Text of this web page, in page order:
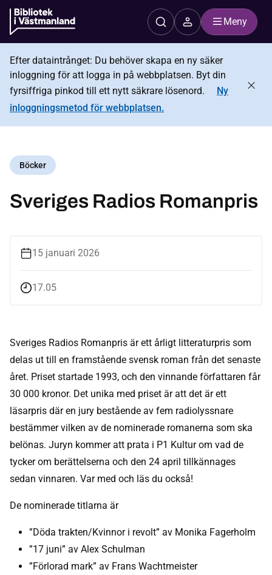
Meny
Efter dataintrånget: Du behöver skapa en ny säker
inloggning för att logga in på webbplatsen. Byt din
fyrsiffriga pinkod till ett nytt säkrare lösenord.
Ny
inloggningsmetod för webbplatsen.
Böcker
Sveriges Radios Romanpris
15 januari 2026
17.05
Sveriges Radios Romanpris är ett årligt litteraturpris som
delas ut till en framstående svensk roman från det senaste
året. Priset startade 1993, och den vinnande författaren får
30 000 kronor. Det unika med priset är att det är ett
läsarpris där en jury bestående av fem radiolyssnare
bestämmer vilken av de nominerade romanerna som ska
belönas. Juryn kommer att prata i P1 Kultur om vad de
tycker om berättelserna och den 24 april tillkännages
sedan vinnaren. Var med och läs du också!
De nominerade titlarna är
”Döda trakten/Kvinnor i revolt” av Monika Fagerholm
”17 juni” av Alex Schulman
”Förlorad mark” av Frans Wachtmeister